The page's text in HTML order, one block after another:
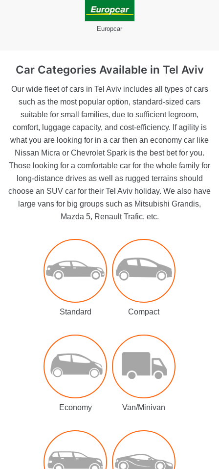
Europcar
Car Categories Available in Tel Aviv
Our wide fleet of cars in Tel Aviv includes all types of cars
such as the most popular option, standard-sized cars
suitable for small families, due to sufficient legroom,
comfort, luggage capacity, and cost-efficiency. If agility is
what you are looking for in a car then an economy car like
Nissan Micra or Chevrolet Spark is the best bet for you.
Those looking for a comfortable car for the whole family for
long-distance drives as well as rugged terrains should
choose an SUV car for their Tel Aviv holiday. We also have
large vans for big groups such as Mitsubishi Grandis,
Mazda 5, Renault Trafic, etc.
Standard Compact
Economy Van/Minivan